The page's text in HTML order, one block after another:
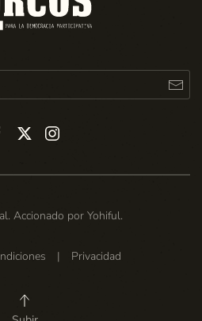
Accionado por Yohiful.
| Privacidad